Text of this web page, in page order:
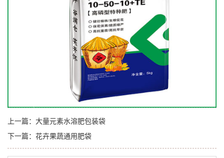
上一篇： 大量元素水溶肥包装袋
下一篇： 花卉果蔬通用肥袋